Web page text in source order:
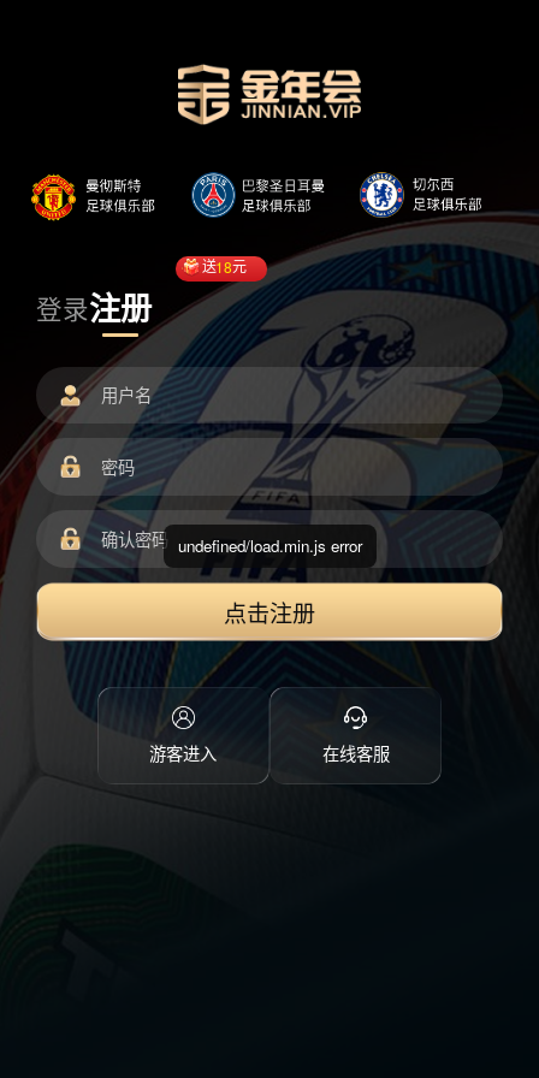
登录注册
送18元
点击注册
游客进入 在线客服
undefined/load.min.js error